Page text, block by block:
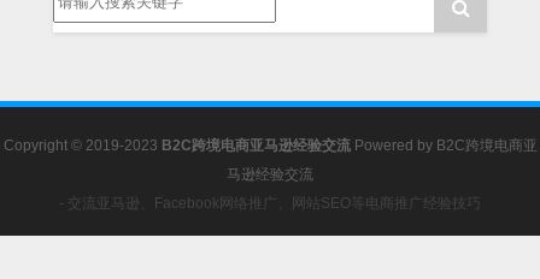
Copyright © 2019-2023 B2C跨境电商亚马逊经验交流 Powered by B2C跨境电商亚
马逊经验交流
- 交流亚马逊、Facebook网络推广、网站SEO等电商推广经验技巧